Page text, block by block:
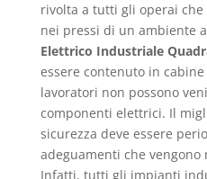
rivolta a tutti gli operai che
nei pressi di un ambiente
Elettrico Industriale
essere contenuto in
lavoratori non possono
componenti elettrici. Il
sicurezza deve essere
adeguamenti che vengono
Infatti, tutti gli impianti